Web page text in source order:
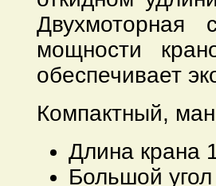
Двухмоторная
мощности
обеспечивает
Компактный,
Длина крана
Большой